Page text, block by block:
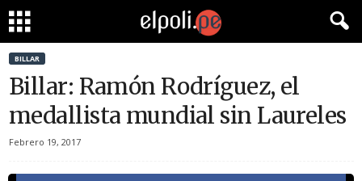
BILLAR
Billar: Ramón Rodríguez, el
medallista mundial sin Laureles
Febrero 19, 2017